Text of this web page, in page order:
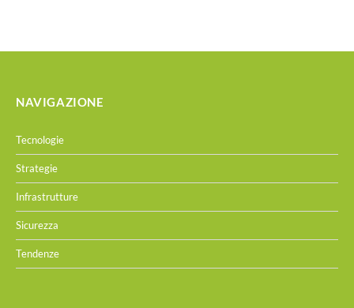
NAVIGAZIONE
Tecnologie
Strategie
Infrastrutture
Sicurezza
Tendenze